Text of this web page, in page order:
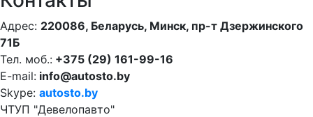
Адрес: 220086, Беларусь, Минск, пр-т Дзержинского
71Б
Тел. моб.: +375 (29) 161-99-16
E-mail: info@autosto.by
Skype: autosto.by
ЧТУП "Девелопавто"